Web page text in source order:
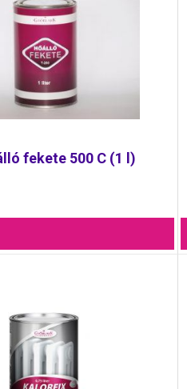
fekete 500 C (1 l)